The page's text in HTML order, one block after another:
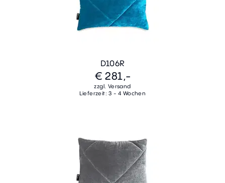
D106R
€ 281,-
zzgl. Versand
Lieferzeit: 3 - 4 Wochen